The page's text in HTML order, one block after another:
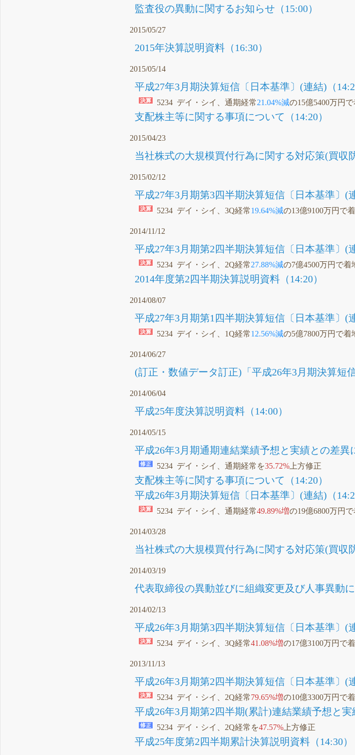
監査役の異動に関するお知らせ（15:00）
2015/05/27
2015年決算説明資料（16:30）
2015/05/14
平成27年3月期決算短信〔日本基準〕(連結)（
5234 デイ・シイ、通期経常21.04%減の15億5400万円
支配株主等に関する事項について（14:20）
2015/04/23
当社株式の大規模買付行為に関する対応策(買収
2015/02/12
平成27年3月期第3四半期決算短信〔日本基準〕(
5234 デイ・シイ、3Q経常19.64%減の13億9100万円で
2014/11/12
平成27年3月期第2四半期決算短信〔日本基準〕(
5234 デイ・シイ、2Q経常27.88%減の7億4500万円で着
2014年度第2四半期決算説明資料（14:20）
2014/08/07
平成27年3月期第1四半期決算短信〔日本基準〕(
5234 デイ・シイ、1Q経常12.56%減の5億7800万円で着
2014/06/27
(訂正・数値データ訂正)「平成26年3月期決算短
2014/06/04
平成25年度決算説明資料（14:00）
2014/05/15
平成26年3月期通期連結業績予想と実績との差異
5234 デイ・シイ、通期経常を35.72% 上方修正
支配株主等に関する事項について（14:20）
平成26年3月期決算短信〔日本基準〕(連結)（
5234 デイ・シイ、通期経常49.89%増の19億6800万円
2014/03/28
当社株式の大規模買付行為に関する対応策(買収
2014/03/19
代表取締役の異動並びに組織変更及び人事異動に
2014/02/13
平成26年3月期第3四半期決算短信〔日本基準〕(
5234 デイ・シイ、3Q経常41.08%増の17億3100万円で
2013/11/13
平成26年3月期第2四半期決算短信〔日本基準〕(
5234 デイ・シイ、2Q経常79.65%増の10億3300万円で
平成26年3月期第2四半期(累計)連結業績予想と実
5234 デイ・シイ、2Q経常を47.57% 上方修正
平成25年度第2四半期累計決算説明資料（14:30）